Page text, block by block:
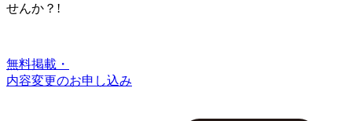
せんか？!
無料掲載・
内容変更のお申し込み